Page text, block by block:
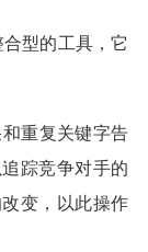
型的工具，它
重复关键字告
踪竞争对手的
变，以此操作